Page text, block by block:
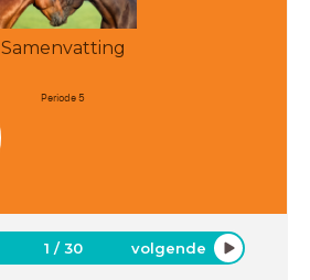
Samenvatting
Periode 5
1 /30 volgende